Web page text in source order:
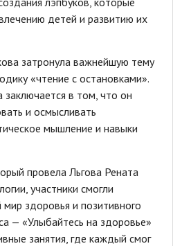
детей и развитию их
затронула важнейшую тему
«чтение с остановками».
заключается в том, что он
и осмысливать
мышление и навыки
провела Льгова Рената
участники смогли
мир здоровья и позитивного
— «Улыбайтесь на здоровье»
занятия, где каждый смог